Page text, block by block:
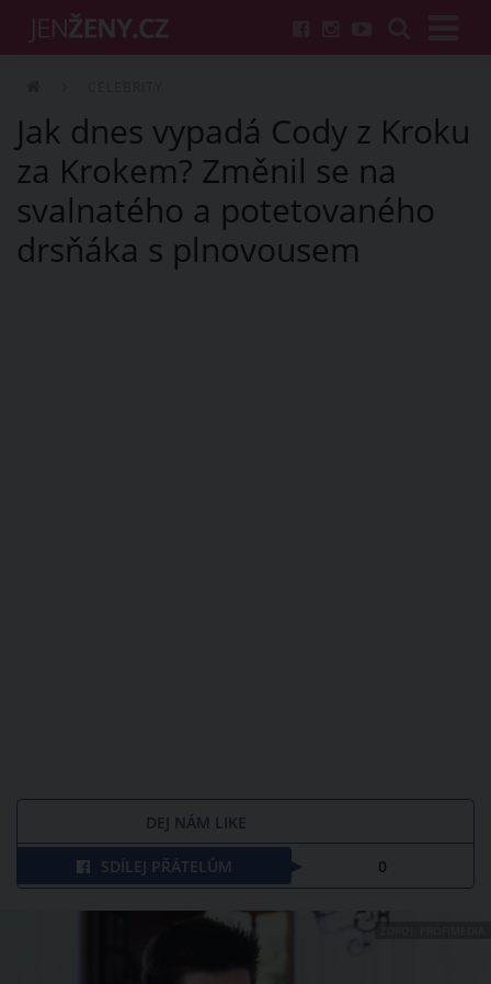
Jak dnes vypadá Cody z Kroku
za Krokem? Změnil se na
svalnatého a potetovaného
drsňáka s plnovousem
DEJ NÁM LIKE
SDÍLEJ PŘÁTELŮM 0